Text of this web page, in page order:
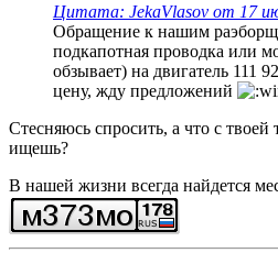
Цитата: JekaVlasov от 17
Обращение к нашим
подкапотная проводка или
обзывает) на двигатель 111
цену, жду предложений
Стесняюсь спросить, а что с твоей
ищешь?
В нашей жизни всегда найдется